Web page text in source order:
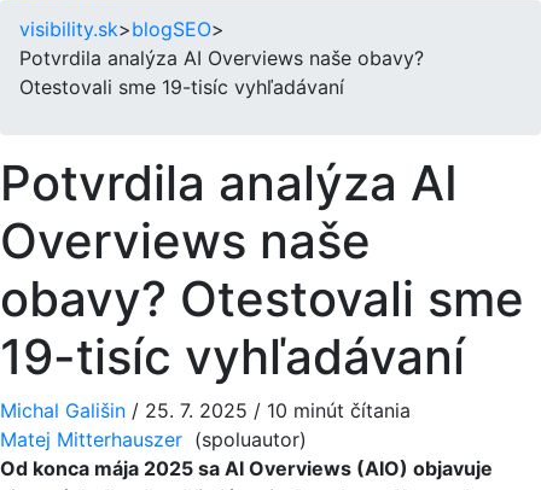
visibility.sk>blogSEO>
Potvrdila analýza AI Overviews naše obavy?
Otestovali sme 19-tisíc vyhľadávaní
Potvrdila analýza AI
Overviews naše
obavy? Otestovali sme
19-tisíc vyhľadávaní
Michal Gališin / 25. 7. 2025 / 10 minút čítania
Matej Mitterhauszer (spoluautor)
Od konca mája 2025 sa AI Overviews (AIO) objavuje